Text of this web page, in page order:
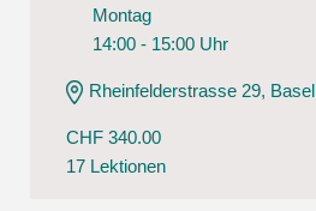
Montag
14:00 - 15:00 Uhr
Rheinfelderstrasse 29, Basel
CHF 340.00
17 Lektionen